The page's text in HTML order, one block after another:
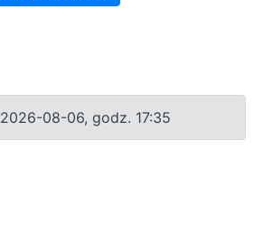
2026-08-06, godz. 17:35